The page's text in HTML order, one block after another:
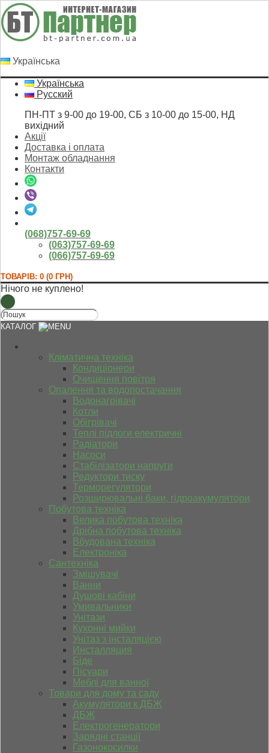
Українська
Українська
Русский
ПН-ПТ з 9-00 до 19-00, СБ з 10-00 до 15-00, НД
вихідний
Акції
Доставка і оплата
Монтаж обладнання
Контакти
(068)757-69-69
(063)757-69-69
(066)757-69-69
ТОВАРІВ: 0 (0 ГРН)
Нічого не куплено!
КАТАЛОГ
Кліматична техніка
Кондиціонери
Очищення повітря
Опалення та водопостачання
Водонагрівачі
Котли
Обігрівачі
Теплі підлоги електричні
Радіатори
Насоси
Стабілізатори напруги
Редуктори тиску
Терморегулятори
Розширювальні баки, гідроакумулятори
Побутова техніка
Велика побутова техніка
Дрібна побутова техніка
Вбудована техніка
Електроніка
Сантехніка
Змішувачі
Ванни
Душові кабіни
Умивальники
Унітази
Кухонні мийки
Унітаз з інсталяцією
Инсталляция
Біде
Пісуари
Меблі для ванної
Товари для дому та саду
Акумулятори к ДБЖ
ДБЖ
Електрогенератори
Зарядні станції
Газонокосилки